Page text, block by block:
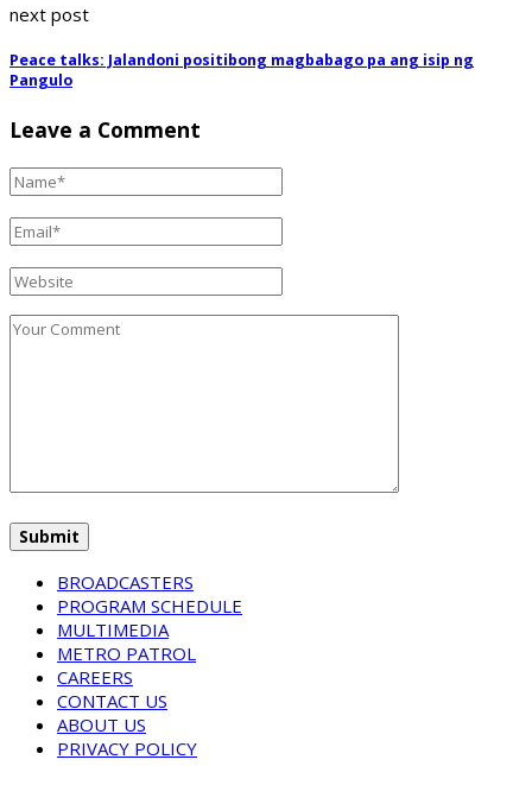
next post
Peace talks: Jalandoni positibong magbabago pa ang isip ng
Pangulo
Leave a Comment
BROADCASTERS
PROGRAM SCHEDULE
MULTIMEDIA
METRO PATROL
CAREERS
CONTACT US
ABOUT US
PRIVACY POLICY